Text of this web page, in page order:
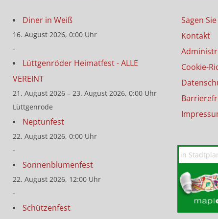
Diner in Weiß
16. August 2026, 0:00 Uhr
-
Lüttgenröder Heimatfest - ALLE
VEREINT
21. August 2026 – 23. August 2026, 0:00 Uhr
Lüttgenrode
Neptunfest
22. August 2026, 0:00 Uhr
-
Sonnenblumenfest
22. August 2026, 12:00 Uhr
-
Schützenfest
Sagen
Kontakt
Cookie-